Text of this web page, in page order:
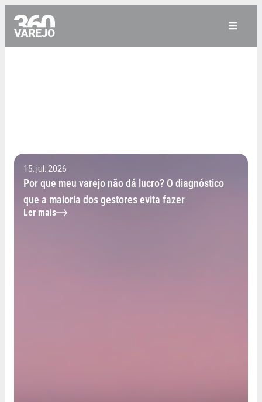
15. jul. 2026
Por que meu varejo não dá lucro? O diagnóstico
que a maioria dos gestores evita fazer
Ler mais